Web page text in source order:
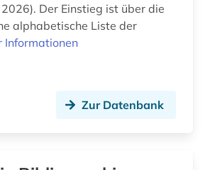
geschichte 1685-1896 (1)
geschichte 1690-1783 (1)
geschichte 1790-1920 (1)
Der Einstieg ist über die
alphabetische Liste der
Informationen
Zur Datenbank